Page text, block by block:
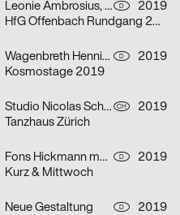
Leonie Ambrosius, Michel Bütepage D
2019
HfG Offenbach Rundgang 2019
Wagenbreth Henning D
2019
Kosmostage 2019
Studio Nicolas Schaltegger CH
2019
Tanzhaus Zürich
Fons Hickmann m23 D
2019
Kurz & Mittwoch
Neue Gestaltung D
2019